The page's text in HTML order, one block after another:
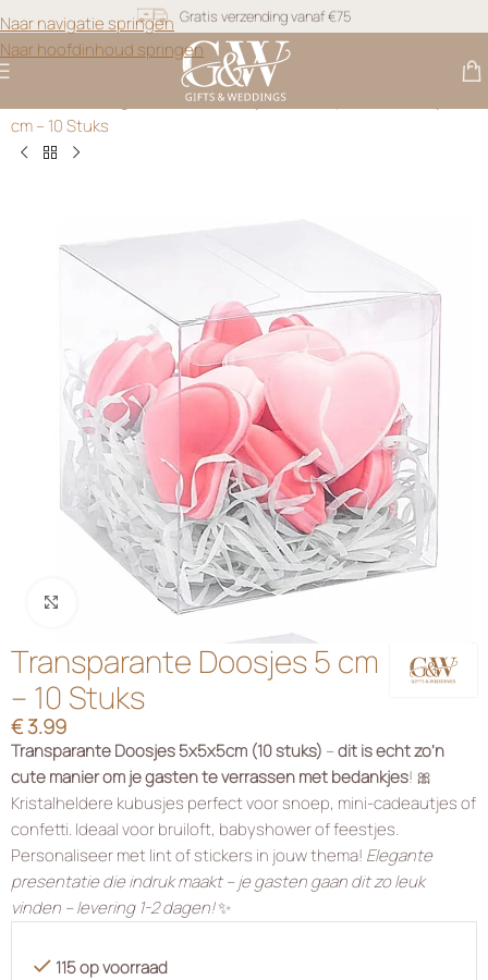
Naar navigatie springen
Naar hoofdinhoud springen
Snel geleverd
Gratis personalisatie
Cadeau Doosjes>
cm – 10 Stuks
Klik om te vergroten
Transparante Doosjes 5 cm
– 10 Stuks
€3.99
Transparante Doosjes 5x5x5cm (10 stuks) –dit is echt zo’n
cute manier om je gasten te verrassen met bedankjes! 🎀
Kristalheldere kubusjes perfect voor snoep, mini-cadeautjes of
confetti. Ideaal voor bruiloft, babyshower of feestjes.
Personaliseer met lint of stickers in jouw thema! Elegante
presentatie die indruk maakt – je gasten gaan dit zo leuk
vinden – levering 1-2 dagen!✨
115 op voorraad